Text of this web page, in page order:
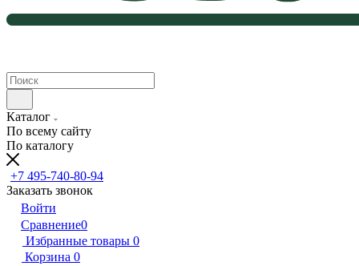
Каталог
По всему сайту
По каталогу
+7 495-740-80-94
Заказать звонок
Войти
Сравнение0
Избранные товары 0
Корзина 0